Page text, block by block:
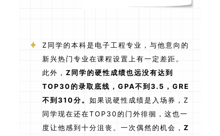
Z同学的本科是电子工程专业，与他意向的
新兴热门专业在课程设置上有一定差距。
此外，Z同学的硬性成绩也远没有达到
TOP30的录取底线，GPA不到3.5，GRE
不到310分。如果说硬性成绩是入场券，Z
同学现在还在TOP30的门外徘徊，这也一
度让他感到十分沮丧。一次偶然的机会，Z